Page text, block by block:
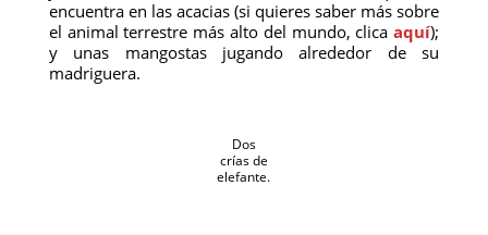
encuentra en las acacias (si quieres saber más sobre
el animal terrestre más alto del mundo, clicaaquí);
y unas mangostas jugando alrededor de su
madriguera.
Dos
crías de
elefante.